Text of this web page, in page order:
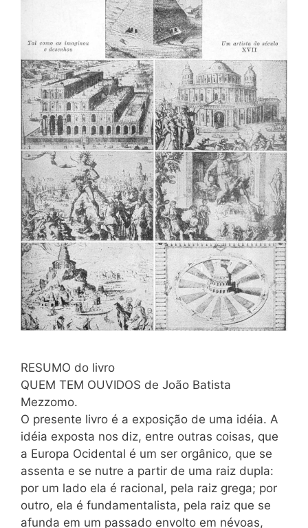
RESUMO do livro
QUEM TEM OUVIDOS de João Batista
Mezzomo.
O presente livro é a exposição de uma idéia. A
idéia exposta nos diz, entre outras coisas, que
a Europa Ocidental é um ser orgânico, que se
assenta e se nutre a partir de uma raiz dupla:
por um lado ela é racional, pela raiz grega; por
outro, ela é fundamentalista, pela raiz que se
afunda em um passado envolto em névoas,